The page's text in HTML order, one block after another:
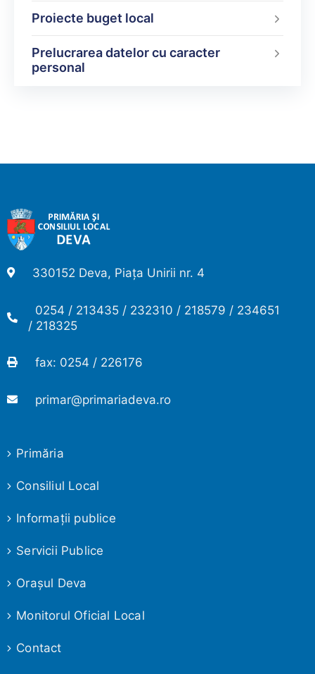
Proiecte buget local
Prelucrarea datelor cu caracter
personal
330152 Deva, Piața Unirii nr. 4
0254 / 213435 / 232310 / 218579 / 234651
/ 218325
fax: 0254 / 226176
primar@primariadeva.ro
Primăria
Consiliul Local
Informaţii publice
Servicii Publice
Oraşul Deva
Monitorul Oficial Local
Contact